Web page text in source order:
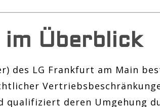
im Überblick
des LG Frankfurt am Main
qualifiziert deren Umgehung